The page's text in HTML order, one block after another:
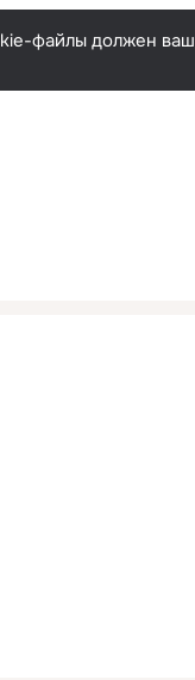
файлы должен ваш